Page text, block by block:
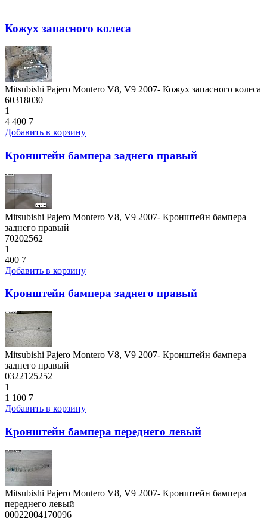
Кожух запасного колеса
Mitsubishi Pajero Montero V8, V9 2007- Кожух запасного колеса
60318030
1
4 400 7
Добавить в корзину
Кронштейн бампера заднего правый
Mitsubishi Pajero Montero V8, V9 2007- Кронштейн бампера
заднего правый
70202562
1
400 7
Добавить в корзину
Кронштейн бампера заднего правый
Mitsubishi Pajero Montero V8, V9 2007- Кронштейн бампера
заднего правый
0322125252
1
1 100 7
Добавить в корзину
Кронштейн бампера переднего левый
Mitsubishi Pajero Montero V8, V9 2007- Кронштейн бампера
переднего левый
00022004170096